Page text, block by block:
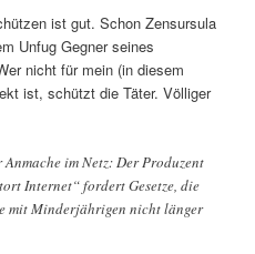
ist gut. Schon Zensursula
Unfug Gegner seines
nicht für mein (in diesem
ist, schützt die Täter. Völliger
im Netz: Der Produzent
Internet“ fordert Gesetze, die
mit Minderjährigen nicht länger